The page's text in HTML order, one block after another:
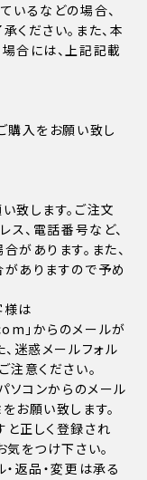
いるなどの場合、
ください。また、本
合には、上記記載
購入をお願い致し
致します。ご注文
ス、電話番号など、
があります。また、
ありますので予め
は
からのメールが
迷惑メールフォル
意ください。
ソコンからのメール
お願い致します。
正しく登録され
をつけ下さい。
返品・変更は承る